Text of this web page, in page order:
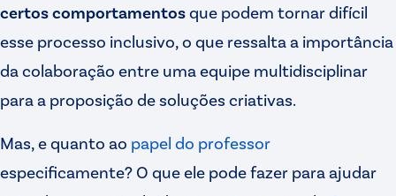
certos comportamentosque podem tornar difícil
esse processo inclusivo, o que ressalta a importância
da colaboração entre uma equipe multidisciplinar
para a proposição de soluções criativas.
Mas, e quanto ao papel do professor
especificamente? O que ele pode fazer para ajudar